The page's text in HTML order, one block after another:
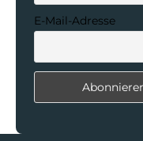
E-Mail-Adresse